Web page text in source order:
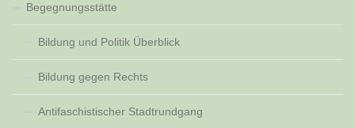
Begegnungsstätte
Bildung und Politik Überblick
Bildung gegen Rechts
Antifaschistischer Stadtrundgang